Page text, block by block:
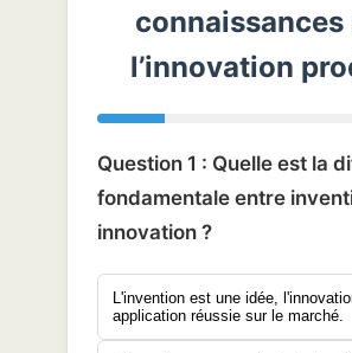
connaissances
l’innovation
Question 1 : Quelle est la
fondamentale entre
innovation ?
L'invention est une idée,
application réussie sur le marché.